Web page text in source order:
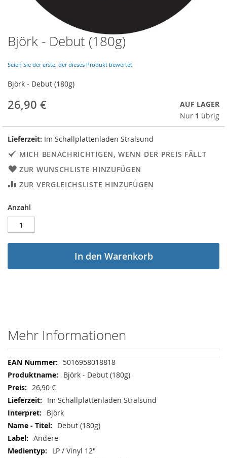
Skip
to
beginning
of
the
images
gallery
Björk - Debut (180g)
Seien Sie der erste, der dieses Produkt bewertet
Björk - Debut (180g)
26,90 €
AUF LAGER
Nur 1 übrig
Lieferzeit: Im Schallplattenladen Stralsund
MICH BENACHRICHTIGEN, WENN DER PREIS FÄLLT
ZUR WUNSCHLISTE HINZUFÜGEN
ZUR VERGLEICHSLISTE HINZUFÜGEN
Anzahl
In den Warenkorb
Mehr Informationen
Mehr
Informationen
5016958018818
Björk - Debut (180g)
26,90 €
Im Schallplattenladen Stralsund
Björk
Debut (180g)
Andere
LP / Vinyl 12"